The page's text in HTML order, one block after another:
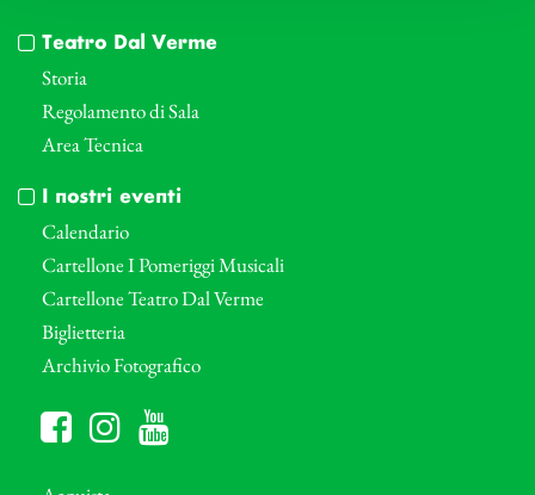
Teatro Dal Verme
Storia
Regolamento di Sala
Area Tecnica
I nostri eventi
Calendario
Cartellone I Pomeriggi Musicali
Cartellone Teatro Dal Verme
Biglietteria
Archivio Fotografico